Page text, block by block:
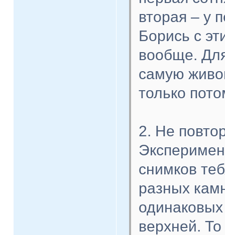
вторая – у
Борись с
вообще.
самую
только
2. Не
снимков
разных
верхней.